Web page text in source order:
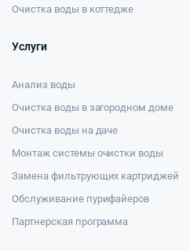
Очистка воды в коттедже
Услуги
Анализ воды
Очистка воды в загородном доме
Очистка воды на даче
Монтаж системы очистки воды
Замена фильтрующих картриджей
Обслуживание пурифайеров
Партнерская программа